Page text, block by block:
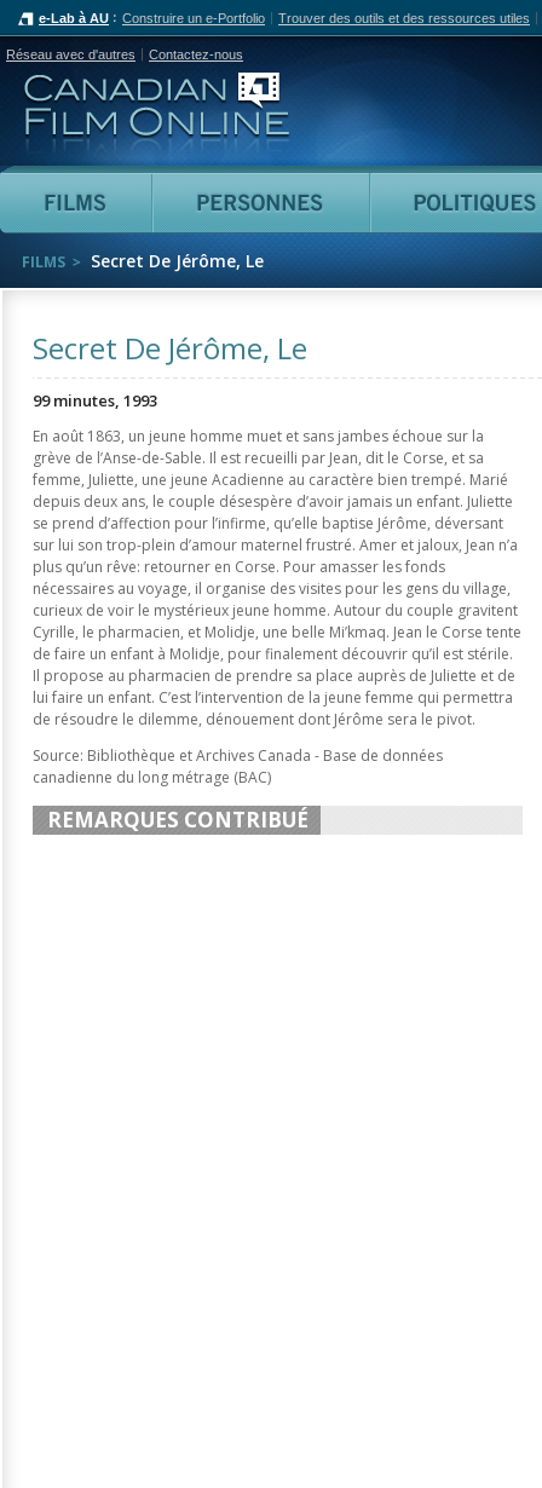
e-Lab à AU Construire un e-Portfolio Trouver des outils et des ressources utiles
Réseau avec d'autres Contactez-nous
Canadian Film Online
Films Personnes
FILMS Secret De Jérôme, Le
Secret De Jérôme, Le
99 minutes, 1993
En août 1863, un jeune homme muet et sans jambes échoue sur la
grève de l’Anse-de-Sable. Il est recueilli par Jean, dit le Corse, et sa
femme, Juliette, une jeune Acadienne au caractère bien trempé. Marié
depuis deux ans, le couple désespère d’avoir jamais un enfant. Juliette
se prend d’affection pour l’infirme, qu’elle baptise Jérôme, déversant
sur lui son trop-plein d’amour maternel frustré. Amer et jaloux, Jean n’a
plus qu’un rêve: retourner en Corse. Pour amasser les fonds
nécessaires au voyage, il organise des visites pour les gens du village,
curieux de voir le mystérieux jeune homme. Autour du couple gravitent
Cyrille, le pharmacien, et Molidje, une belle Mi’kmaq. Jean le Corse tente
de faire un enfant à Molidje, pour finalement découvrir qu’il est stérile.
Il propose au pharmacien de prendre sa place auprès de Juliette et de
lui faire un enfant. C’est l’intervention de la jeune femme qui permettra
de résoudre le dilemme, dénouement dont Jérôme sera le pivot.
Source: Bibliothèque et Archives Canada - Base de données
canadienne du long métrage (BAC)
REMARQUES CONTRIBUÉ